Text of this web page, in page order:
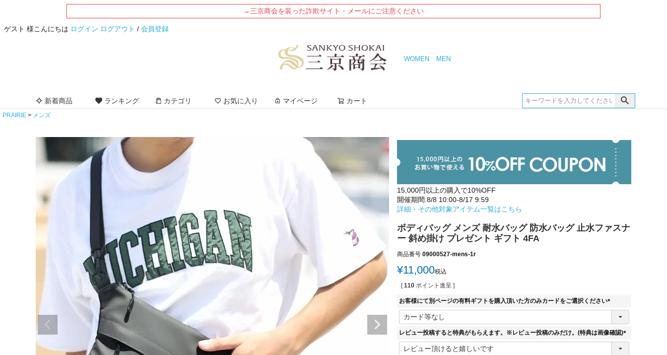
→三京商会を装った詐欺サイト・メールにご注意ください
ゲスト 様こんにちは ログイン ログアウト / 会員登録
WOMEN MEN
新着商品 ランキング カテゴリ お気に入り マイページ カート
PRAIRIE メンズ
15,000円以上の購入で10%OFF
開催期間:8/8 10:00-8/17 9:59
詳細・その他対象アイテム一覧はこちら
ボディバッグ メンズ 耐水バッグ 防水バッグ 止水ファスナ
ー 斜め掛け プレゼント ギフト 4FA
商品番号 09000527-mens-1r
¥11,000税込
[ 110 ポイント進呈 ]
お客様にて別ページの有料ギフトを購入頂いた方のみカードをご選択ください
(
須
レビュー投稿すると特典がもらえます。※レビュー投稿のみだけ。(特典は画像確認)
(